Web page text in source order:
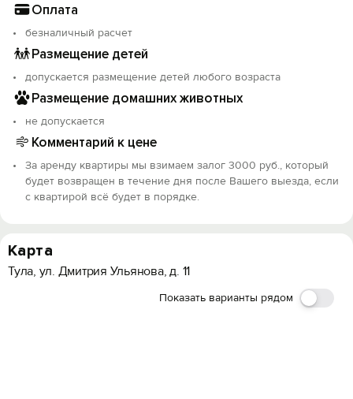
Оплата
безналичный расчет
Размещение детей
допускается размещение детей любого возраста
Размещение домашних животных
не допускается
Комментарий к цене
За аренду квартиры мы взимаем залог 3000 руб., который
будет возвращен в течение дня после Вашего выезда, если
с квартирой всё будет в порядке.
Карта
Тула, ул. Дмитрия Ульянова, д. 11
Показать варианты рядом